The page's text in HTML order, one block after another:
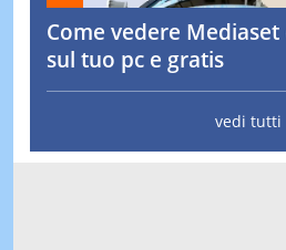
Come vedere
sul tuo pc e gratis
vedi tutti